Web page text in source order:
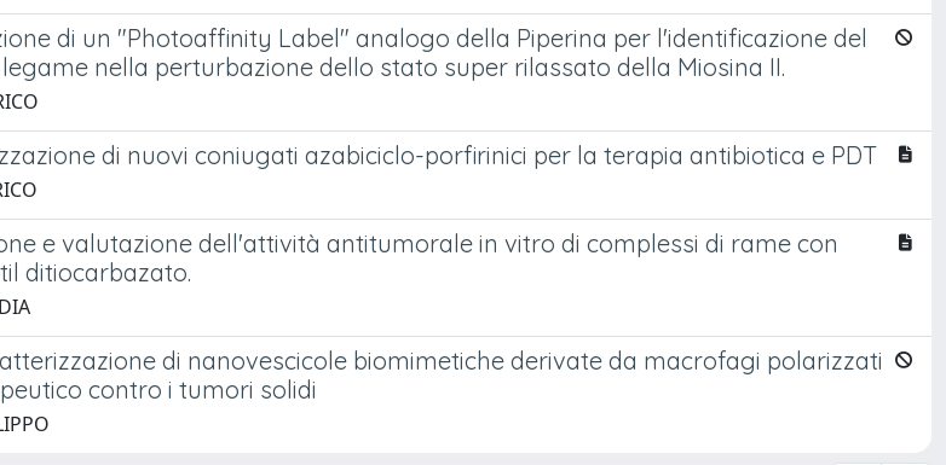
di un "Photoaffinity Label" analogo della Piperina per l'identificazione del
nella perturbazione dello stato super rilassato della Miosina II.
di nuovi coniugati azabiciclo-porfirinici per la terapia antibiotica e PDT
e valutazione dell'attività antitumorale in vitro di complessi di rame con
ditiocarbazato.
di nanovescicole biomimetiche derivate da macrofagi polarizzati
contro i tumori solidi